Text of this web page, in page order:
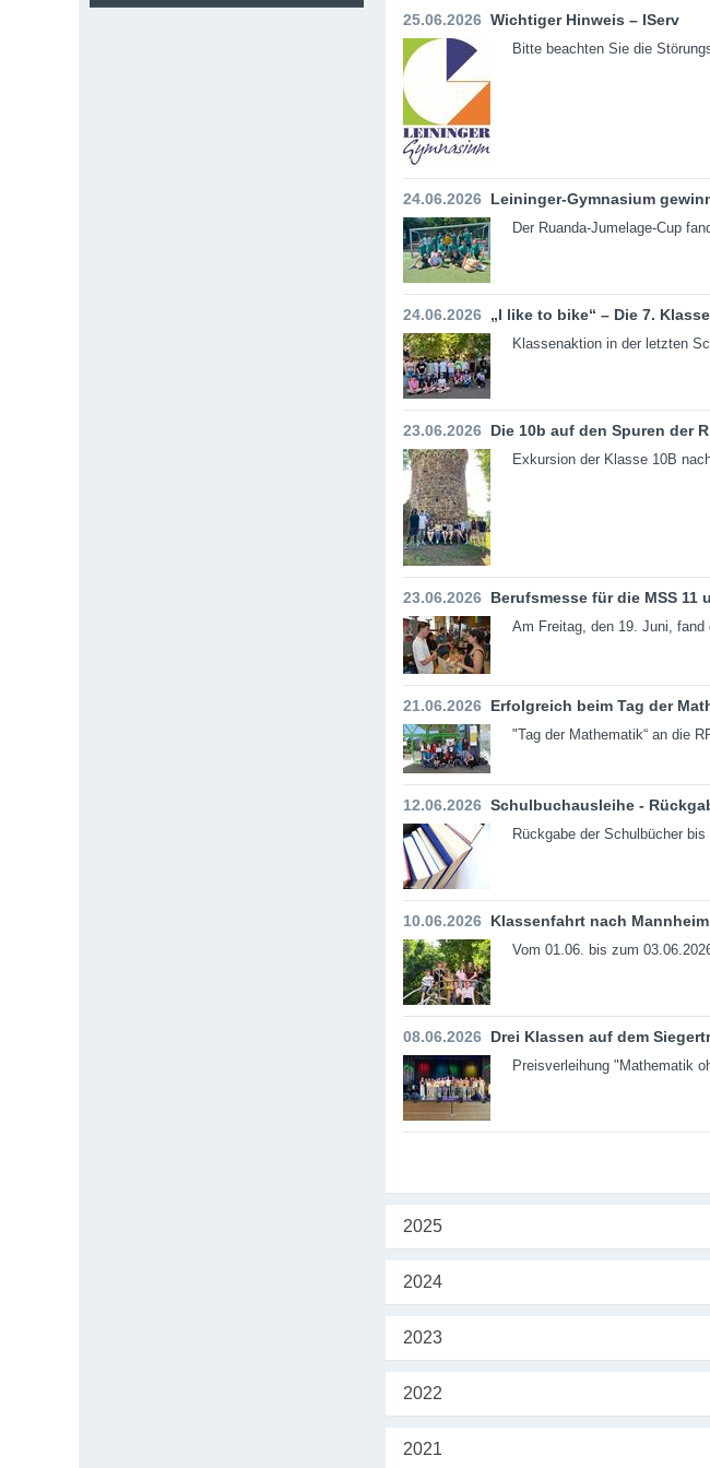
25.06.2026 Wichtiger Hinweis – IServ
Bitte beachten Sie die
24.06.2026 Leininger-Gymnasium
Der Ruanda-Jumelage-Cup
24.06.2026 „I like to bike“ – Die 7.
Klassenaktion in der letzten
23.06.2026 Die 10b auf den Spuren der
Exkursion der Klasse 10B
23.06.2026 Berufsmesse für die MSS 11
Am Freitag, den 19. Juni, fand
21.06.2026 Erfolgreich beim Tag der
"Tag der Mathematik“ an die
12.06.2026 Schulbuchausleihe -
Rückgabe der Schulbücher
10.06.2026 Klassenfahrt nach Mannheim
Vom 01.06. bis zum
08.06.2026 Drei Klassen auf dem
Preisverleihung "Mathematik
2025
2024
2023
2022
2021